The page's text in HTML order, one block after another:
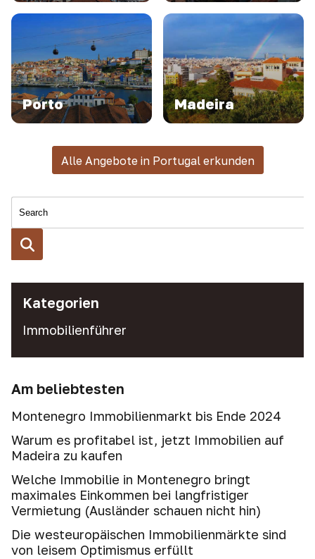
Porto Madeira
Alle Angebote in Portugal erkunden
Kategorien
Immobilienführer
Am beliebtesten
Montenegro Immobilienmarkt bis Ende 2024
Warum es profitabel ist, jetzt Immobilien auf
Madeira zu kaufen
Welche Immobilie in Montenegro bringt
maximales Einkommen bei langfristiger
Vermietung (Ausländer schauen nicht hin)
Die westeuropäischen Immobilienmärkte sind
von leisem Optimismus erfüllt